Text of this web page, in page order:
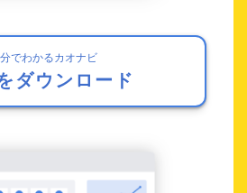
でわかるカオナビ
ダウンロード